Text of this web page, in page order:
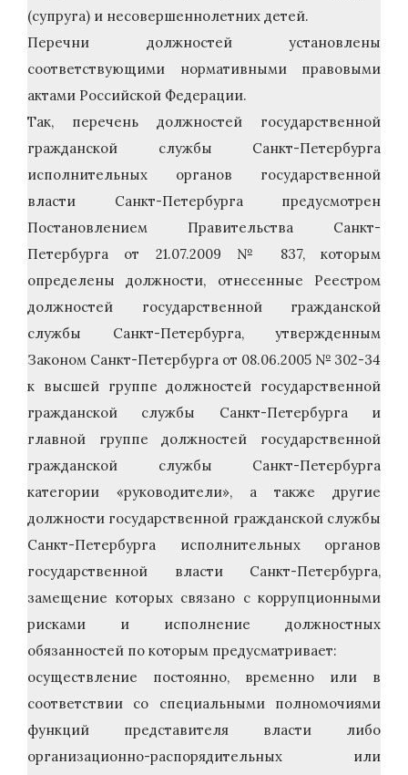
(супруга) и несовершеннолетних детей.
Перечни должностей установлены
соответствующими нормативными правовыми
актами Российской Федерации.
Так, перечень должностей государственной
гражданской службы Санкт-Петербурга
исполнительных органов государственной
власти Санкт-Петербурга предусмотрен
Постановлением Правительства Санкт-
Петербурга от 21.07.2009 № 837, которым
определены должности, отнесенные Реестром
должностей государственной гражданской
службы Санкт-Петербурга, утвержденным
Законом Санкт-Петербурга от 08.06.2005 № 302-34
к высшей группе должностей государственной
гражданской службы Санкт-Петербурга и
главной группе должностей государственной
гражданской службы Санкт-Петербурга
категории «руководители», а также другие
должности государственной гражданской службы
Санкт-Петербурга исполнительных органов
государственной власти Санкт-Петербурга,
замещение которых связано с коррупционными
рисками и исполнение должностных
обязанностей по которым предусматривает:
осуществление постоянно, временно или в
соответствии со специальными полномочиями
функций представителя власти либо
организационно-распорядительных или